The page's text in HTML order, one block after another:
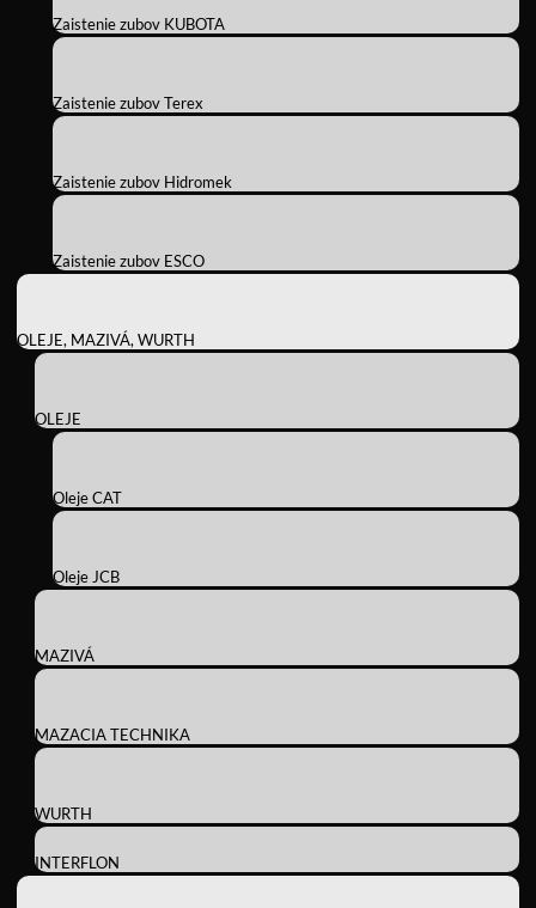
Zaistenie zubov KUBOTA
Zaistenie zubov Terex
Zaistenie zubov Hidromek
Zaistenie zubov ESCO
OLEJE, MAZIVÁ, WURTH
OLEJE
Oleje CAT
Oleje JCB
MAZIVÁ
MAZACIA TECHNIKA
WURTH
INTERFLON